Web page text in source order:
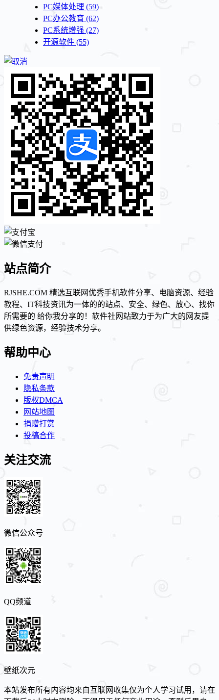
PC媒体处理 (59)
PC办公教育 (62)
PC系统增强 (27)
开源软件 (55)
站点简介
RJSHE.COM 精选互联网优秀手机软件分享、电脑资源、经验
教程、IT科技资讯为一体的的站点、安全、绿色、放心、找你
所需要的 给你我分享的！软件社网站致力于为广大的网友提
供绿色资源，经验技术分享。
帮助中心
免责声明
隐私条款
版权DMCA
网站地图
捐赠打赏
投稿合作
关注交流
微信公众号
QQ频道
壁纸次元
本站发布所有内容均来自互联网收集仅为个人学习试用，请在